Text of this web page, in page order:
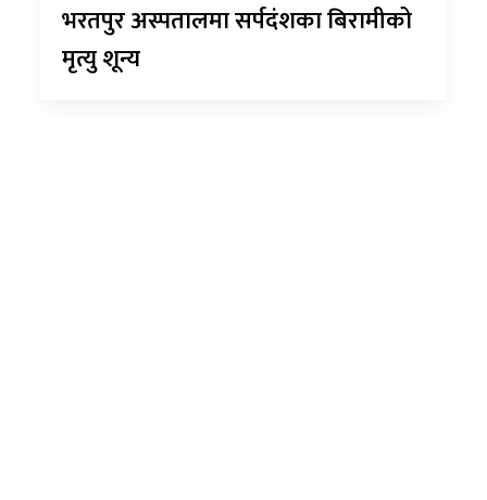
भरतपुर अस्पतालमा सर्पदंशका बिरामीको
मृत्यु शून्य